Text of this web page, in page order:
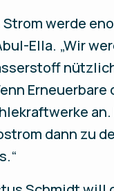
Strom werde
Ella. „Wir
dann zu